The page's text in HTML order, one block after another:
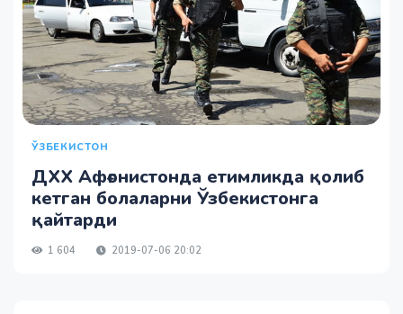
ЎЗБЕКИСТОН
ДХХ Афғонистонда етимликда қолиб
кетган болаларни Ўзбекистонга
қайтарди
1 604 2019-07-06 20:02